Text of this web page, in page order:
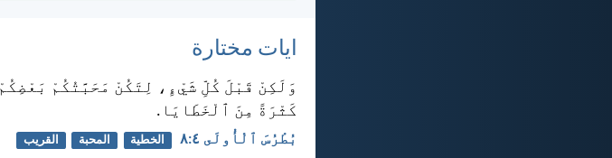
ايات مختارة
وَلَكِنْ قَبْلَ كُلِّ شَيْءٍ، لِتَكُنْ مَحَبَّتُكُمْ
كَثْرَةً مِنَ ٱلْخَطَايَا.
بُطْرُسَ ٱلْأُولَى ٤:‏٨ الخطية المحبة القريب